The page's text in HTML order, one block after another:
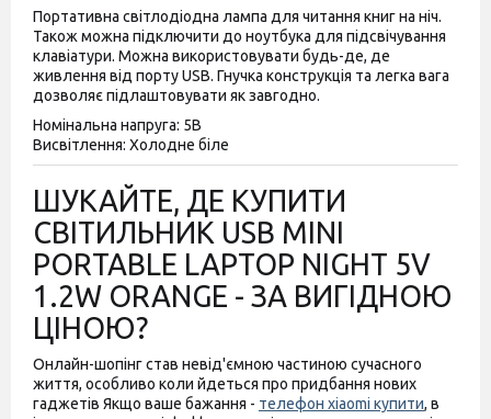
Портативна світлодіодна лампа для читання книг на ніч.
Також можна підключити до ноутбука для підсвічування
клавіатури. Можна використовувати будь-де, де
живлення від порту USB. Гнучка конструкція та легка вага
дозволяє підлаштовувати як завгодно.
Номінальна напруга: 5В
Висвітлення: Холодне біле
ШУКАЙТЕ, ДЕ КУПИТИ
СВІТИЛЬНИК USB MINI
PORTABLE LAPTOP NIGHT 5V
1.2W ORANGE - ЗА ВИГІДНОЮ
ЦІНОЮ?
Онлайн-шопінг став невід'ємною частиною сучасного
життя, особливо коли йдеться про придбання нових
гаджетів Якщо ваше бажання - телефон xiaomi купити, в